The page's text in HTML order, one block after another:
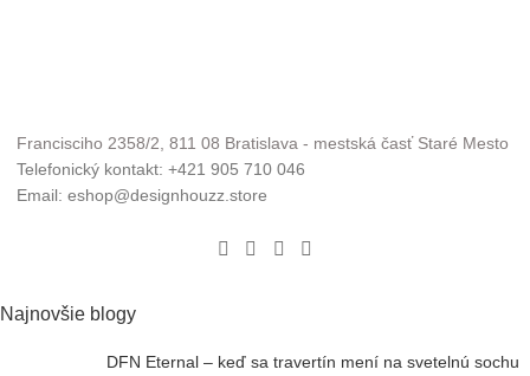
Francisciho 2358/2, 811 08 Bratislava - mestská časť Staré Mesto
Telefonický kontakt: +421 905 710 046
Email: eshop@designhouzz.store
Najnovšie blogy
DFN Eternal – keď sa travertín mení na svetelnú sochu